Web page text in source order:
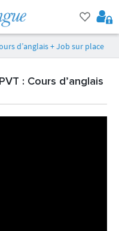
d’anglais + Job sur place
: Cours d’anglais